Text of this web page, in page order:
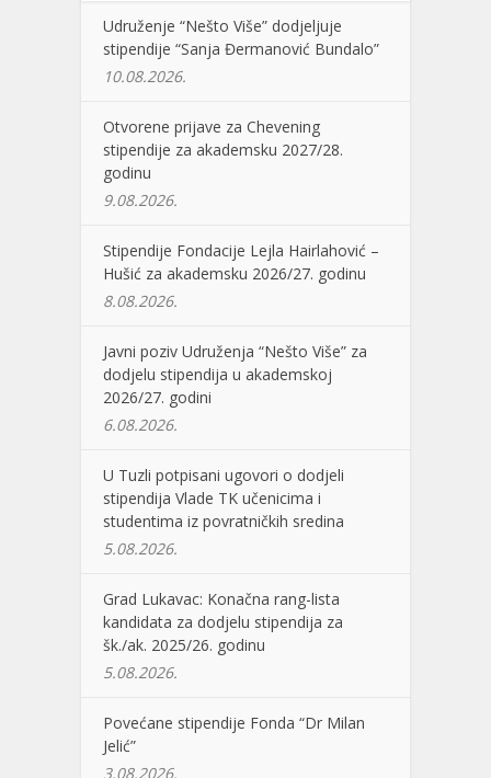
Udruženje “Nešto Više” dodjeljuje
stipendije “Sanja Đermanović Bundalo”
10.08.2026.
Otvorene prijave za Chevening
stipendije za akademsku 2027/28.
godinu
9.08.2026.
Stipendije Fondacije Lejla Hairlahović –
Hušić za akademsku 2026/27. godinu
8.08.2026.
Javni poziv Udruženja “Nešto Više” za
dodjelu stipendija u akademskoj
2026/27. godini
6.08.2026.
U Tuzli potpisani ugovori o dodjeli
stipendija Vlade TK učenicima i
studentima iz povratničkih sredina
5.08.2026.
Grad Lukavac: Konačna rang-lista
kandidata za dodjelu stipendija za
šk./ak. 2025/26. godinu
5.08.2026.
Povećane stipendije Fonda “Dr Milan
Jelić”
3.08.2026.